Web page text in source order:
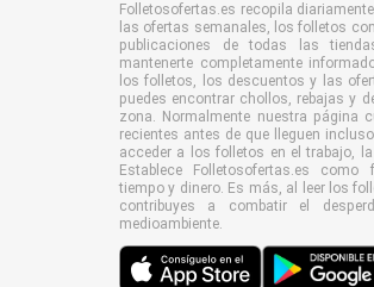
Folletosofertas.es recopila
las ofertas semanales, los folletos
publicaciones de todas las
mantenerte completamente
los folletos, los descuentos y las
puedes encontrar chollos, rebajas y
zona. Normalmente nuestra página
recientes antes de que lleguen
acceder a los folletos en el trabajo,
Establece Folletosofertas.es
tiempo y dinero. Es más, al leer los
contribuyes a combatir el
medioambiente.